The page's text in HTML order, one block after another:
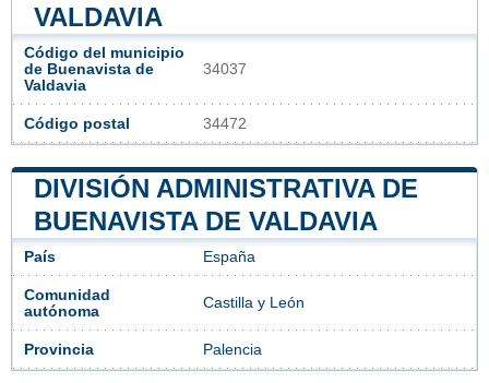
VALDAVIA
Código del municipio
de Buenavista de
Valdavia
34037
Código postal 34472
DIVISIÓN ADMINISTRATIVA DE
BUENAVISTA DE VALDAVIA
País España
Comunidad
autónoma
Castilla y León
Provincia Palencia